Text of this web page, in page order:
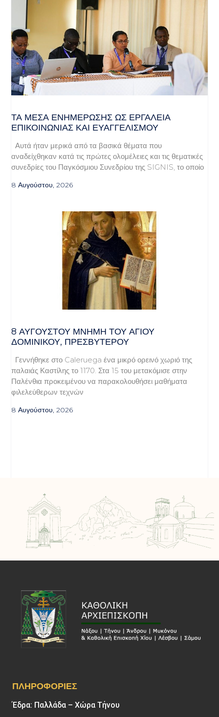
ΤΑ ΜΈΣΑ ΕΝΗΜΈΡΩΣΗΣ ΩΣ ΕΡΓΑΛΕΊΑ
ΕΠΙΚΟΙΝΩΝΊΑΣ ΚΑΙ ΕΥΑΓΓΕΛΙΣΜΟΎ
Αυτά ήταν μερικά από τα βασικά θέματα που
αναδείχθηκαν κατά τις πρώτες ολομέλειες και τις θεματικές
συνεδρίες του Παγκόσμιου Συνεδρίου της SIGNIS, το οποίο
8 Αυγούστου, 2026
8 ΑΥΓΟΥΣΤΟΥ ΜΝΗΜΗ ΤΟΥ ΑΓΙΟΥ
ΔΟΜΙΝΙΚΟΥ, ΠΡΕΣΒΥΤΕΡΟΥ
Γεννήθηκε στο Caleruega ένα μικρό ορεινό χωριό της
παλαιάς Καστίλης το 1170. Στα 15 του μετακόμισε στην
Παλένθια προκειμένου να παρακολουθήσει μαθήματα
φιλελεύθερων τεχνών
8 Αυγούστου, 2026
ΠΛΗΡΟΦΟΡΊΕΣ
Έδρα: Παλλάδα – Χώρα Τήνου